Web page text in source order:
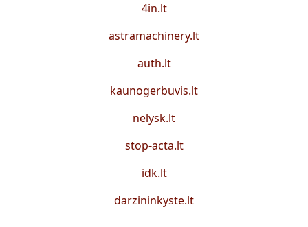
4in.lt
astramachinery.lt
auth.lt
kaunogerbuvis.lt
nelysk.lt
stop-acta.lt
idk.lt
darzininkyste.lt